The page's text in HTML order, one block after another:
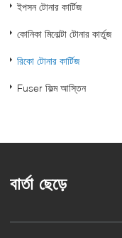
ইপসন টোনার কার্টিজ
কোনিকা মিনোল্টা টোনার কার্তুজ
রিকো টোনার কার্টিজ
Fuser ফিল্ম আস্তিন
বার্তা ছেড়ে